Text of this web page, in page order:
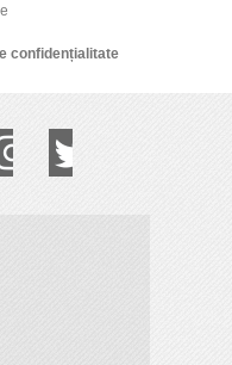
confidențialitate